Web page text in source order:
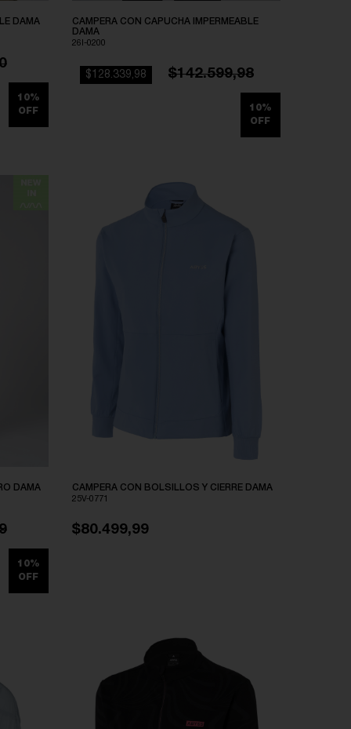
DAMA
10%
OFF
CAMPERA CON CAPUCHA IMPERMEABLE
DAMA
26I-0200
$128.339,98 $142.599,98
10%
OFF
DAMA
10%
OFF
CAMPERA CON BOLSILLOS Y CIERRE DAMA
25V-0771
$80.499,99